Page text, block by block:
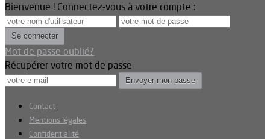
Bienvenue ! Connectez-vous à votre compte :
Mot de passe oublié?
Récupérer votre mot de passe
Contact
Mentions légales
Confidentialité